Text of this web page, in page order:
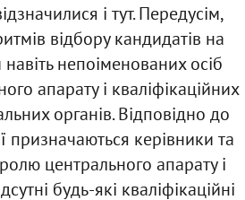
і тут. Передусім,
відбору кандидатів на
непоіменованих осіб
апарату і кваліфікаційних
органів. Відповідно до
призначаються керівники та
центрального апарату і
будь-які кваліфікаційні